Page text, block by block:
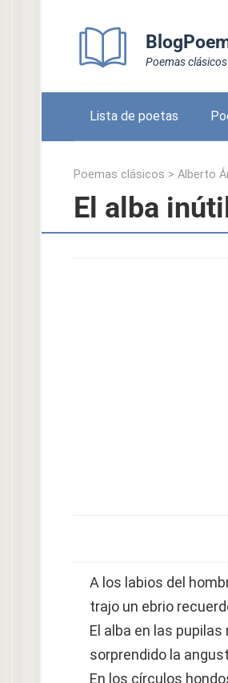
Poemas clásicos
Lista de poetas
Poemas clásicos > Alberto
El alba
A los labios del
trajo un ebrio
El alba en las
sorprendido la
En los círculos